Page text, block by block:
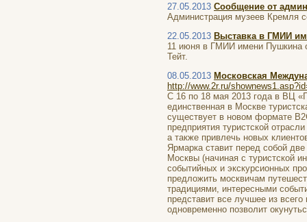
27.05.2013 Сообщение от
Администрация музеев Кремля
22.05.2013 Выставка в ГМИИ
11 июня в ГМИИ имени Пушкина
Тейт.
08.05.2013 Московская
http://www.2r.ru/
С 16 по 18 мая 2013 года в ВЦ
единственная в Москве
существует в новом формате
предприятия туристской
а также привлечь новых
Ярмарка ставит перед собой
Москвы (начиная с туристской
событийных и экскурсионных
предложить москвичам
традициями, интересными
представит все лучшее из
одновременно позволит